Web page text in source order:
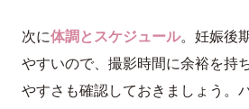
次に体調とスケジュール。妊娠後
やすいので、撮影時間に余裕を持
やすさも確認しておきましょう。